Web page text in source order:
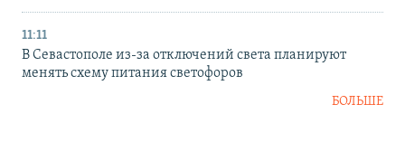
11:11
В Севастополе из-за отключений света планируют
менять схему питания светофоров
БОЛЬШЕ